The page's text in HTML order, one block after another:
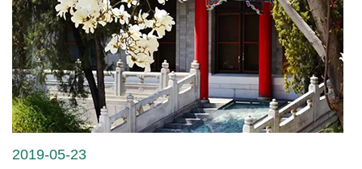
2019-05-23